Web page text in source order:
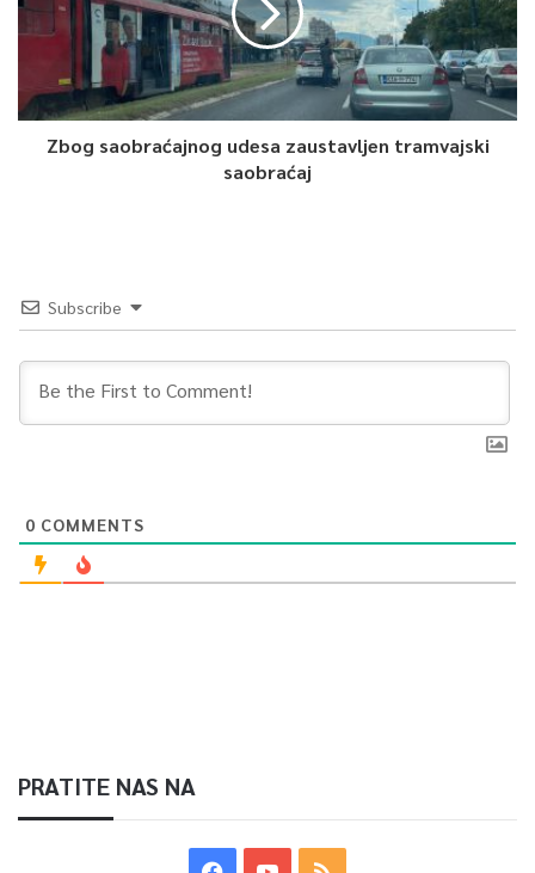
Zbog saobraćajnog udesa zaustavljen tramvajski
saobraćaj
Subscribe
0 COMMENTS
PRATITE NAS NA